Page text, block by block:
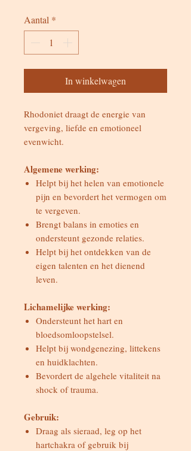
Aantal *
In winkelwagen
Rhodoniet draagt de energie van
vergeving, liefde en emotioneel
evenwicht.
Algemene werking:
Helpt bij het helen van emotionele
pijn en bevordert het vermogen om
te vergeven.
Brengt balans in emoties en
ondersteunt gezonde relaties.
Helpt bij het ontdekken van de
eigen talenten en het dienend
leven.
Lichamelijke werking:
Ondersteunt het hart en
bloedsomloopstelsel.
Helpt bij wondgenezing, littekens
en huidklachten.
Bevordert de algehele vitaliteit na
shock of trauma.
Gebruik:
Draag als sieraad, leg op het
hartchakra of gebruik bij